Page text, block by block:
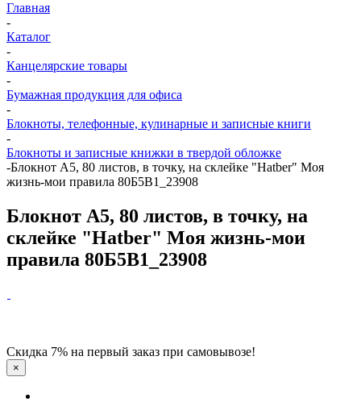
Главная
-
Каталог
-
Канцелярские товары
-
Бумажная продукция для офиса
-
Блокноты, телефонные, кулинарные и записные книги
-
Блокноты и записные книжки в твердой обложке
-Блокнот А5, 80 листов, в точку, на склейке "Hatber" Моя
жизнь-мои правила 80Б5В1_23908
Блокнот А5, 80 листов, в точку, на
склейке "Hatber" Моя жизнь-мои
правила 80Б5В1_23908
Скидка 7% на первый заказ при самовывозе!
×